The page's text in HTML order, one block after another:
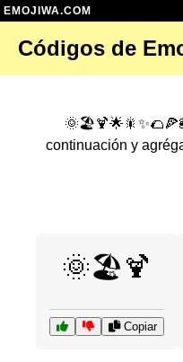
EMOJIWA.COM
Códigos de
continuación y
🌞🏖️🍹
Copiar